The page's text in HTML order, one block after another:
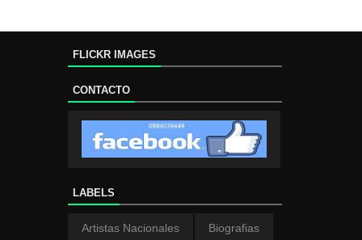
FLICKR IMAGES
CONTACTO
LABELS
Artistas Nacionales Biografias